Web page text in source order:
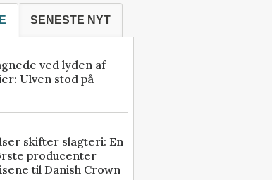
SENESTE NYT
ved lyden af
Ulven stod på
skifter slagteri: En
producenter
til Danish Crown